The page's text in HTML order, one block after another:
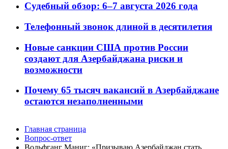
Судебный обзор: 6–7 августа 2026 года
Телефонный звонок длиной в десятилетия
Новые санкции США против России
создают для Азербайджана риски и
возможности
Почему 65 тысяч вакансий в Азербайджане
остаются незаполненными
Главная страница
Вопрос-ответ
Вольфганг Маниг: «Призываю Азербайджан стать